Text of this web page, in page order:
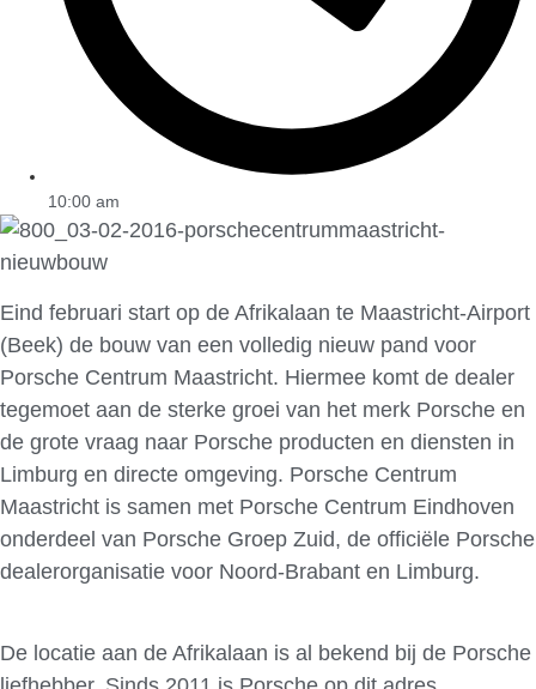
10:00 am
Eind februari start op de Afrikalaan te Maastricht-Airport
(Beek) de bouw van een volledig nieuw pand voor
Porsche Centrum Maastricht. Hiermee komt de dealer
tegemoet aan de sterke groei van het merk Porsche en
de grote vraag naar Porsche producten en diensten in
Limburg en directe omgeving. Porsche Centrum
Maastricht is samen met Porsche Centrum Eindhoven
onderdeel van Porsche Groep Zuid, de officiële Porsche
dealerorganisatie voor Noord-Brabant en Limburg.
De locatie aan de Afrikalaan is al bekend bij de Porsche